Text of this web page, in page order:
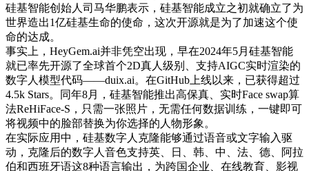
硅基智能创始人司马华鹏表示，硅基智能成立之初就确立了为
世界造出1亿硅基生命的使命，这次开源就是为了加速这个使
命的达成。
事实上，HeyGem.ai并非凭空出现，早在2024年5月硅基智能
就已率先开源了全球首个2D真人级别、支持AIGC实时渲染的
数字人模型代码——duix.ai。在GitHub上线以来，已获得超过
4.5k Stars。同年8月，硅基智能推出高保真、实时Face swap算
法ReHiFace-S，只需一张照片，无需任何数据训练，一键即可
将视频中的脸部替换为你选择的人物形象。
在实际应用中，硅基数字人克隆能够通过语音或文字输入驱
动，克隆后的数字人音色支持英、日、韩、中、法、德、阿拉
伯和西班牙语这8种语言输出，为跨国企业、在线教育、影视